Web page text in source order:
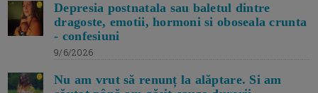
Depresia postnatala sau baletul dintre
dragoste, emotii, hormoni si oboseala crunta
- confesiuni
9/6/2026
Nu am vrut să renunț la alăptare. Si am